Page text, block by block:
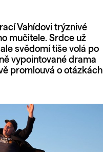
Vahídovi trýznivé
mučitele. Srdce už
svědomí tiše volá po
vypointované drama
promlouvá o otázkách